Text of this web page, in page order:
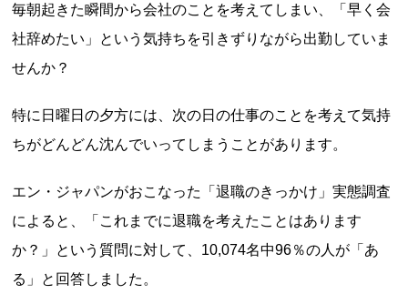
毎朝起きた瞬間から会社のことを考えてしまい、「早く会
社辞めたい」という気持ちを引きずりながら出勤していま
せんか？
特に日曜日の夕方には、次の日の仕事のことを考えて気持
ちがどんどん沈んでいってしまうことがあります。
エン・ジャパンがおこなった「退職のきっかけ」実態調査
によると、「これまでに退職を考えたことはあります
か？」という質問に対して、10,074名中96％の人が「あ
る」と回答しました。